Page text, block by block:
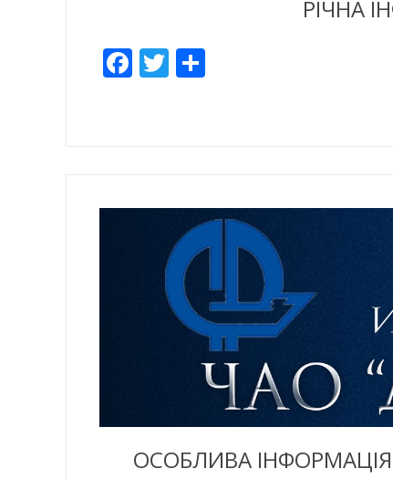
РІЧНА
Facebook
Twitter
Share
ОСОБЛИВА